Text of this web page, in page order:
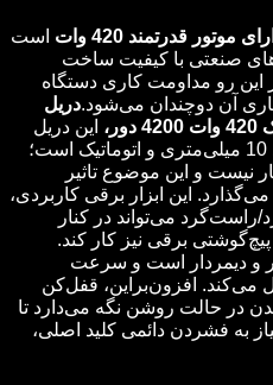
است
صنعتی با کیفیت ساخت
این رو مداومت کاری دستگاه
آن دوچندان می‌شود.دریل
این دریل
مجهز به سه نظام مستحکم، 10 میلی‌متری و اتوماتیک است؛
نیست و این موضوع تاثیر
این ابزار برقی کاربردی،
راست‌گرد می‌تواند در کنار
برقی نیز کار کند.
و دیمردار است و سرعت
می‌کند. افزون‌براین، قفل‌کن
در حالت روشن نگه می‌دارد تا
به فشردن دائمی کلید اصلی،